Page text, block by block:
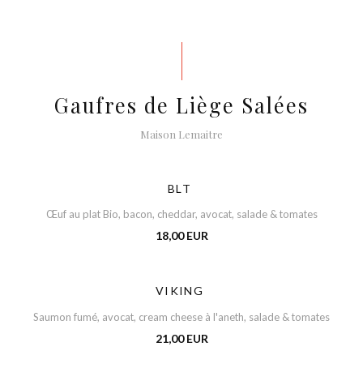
Gaufres de Liège Salées
Maison Lemaitre
BLT
Œuf au plat Bio, bacon, cheddar, avocat, salade & tomates
18,00 EUR
VIKING
Saumon fumé, avocat, cream cheese à l'aneth, salade & tomates
21,00 EUR